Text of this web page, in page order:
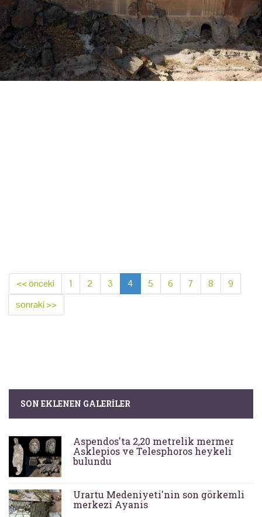
<< önceki 1 2 3 4 5 6 7 8
9
sonraki >>
SON EKLENEN GALERILER
Aspendos'ta 2,20 metrelik mermer
Asklepios ve Telesphoros heykeli
bulundu
Urartu Medeniyeti'nin son görkemli
merkezi Ayanis